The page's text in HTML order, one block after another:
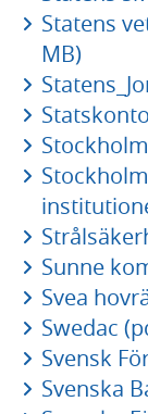
Statens
MB)
Sunne
Svea
Swedac
Svensk
Svenska